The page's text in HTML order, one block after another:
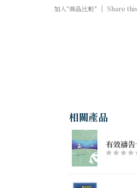
加入"商品比較" Share
相關產品
有效禱